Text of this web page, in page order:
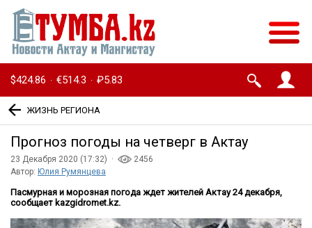
$424.86 · €514.3 · ₽5.83
ЖИЗНЬ РЕГИОНА
Прогноз погоды на четверг в Актау
23 Декабря 2020 (17:32) ·
2456
Автор: Юлия Румянцева
Пасмурная и морозная погода ждет жителей Актау 24 декабря,
сообщает kazgidromet.kz.